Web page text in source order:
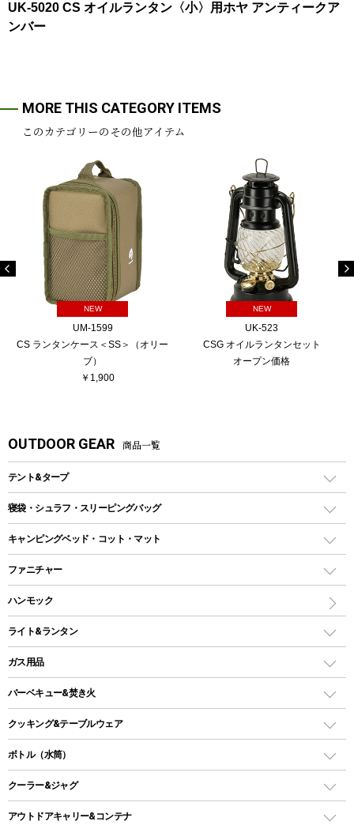
UK-5020 CS オイルランタン〈小〉用ホヤ アンティークア
ンバー
MORE THIS CATEGORY ITEMS
このカテゴリーのその他アイテム
NEW
UM-1599
CS ランタンケース＜SS＞（オリー
ブ）
￥1,900
NEW
UK-523
CSG オイルランタンセット
オープン価格
OUTDOOR GEAR 商品一覧
テント&タープ
テント
ツールームテント
ワンポールテント
シェルターテント
ロッジ型・オリジナルテント
タープ
スクエアタープ（レクタタープ）
メッシュタープ
自立式タープ
寝袋・シュラフ・スリーピングバッグ
レクタングラー型（封筒型）シュラフ
インナーシュラフ
キャンピングベッド・コット・マット
キャンピングベッド・コット
インフレータブルマット
ファニチャー
アウトドアテーブル
レジャーシート
ハンモック
ライト&ランタン
LEDランタン
ガスランタン
オイルランタン
LEDライト
ヘッドライト
キャンドル
ガス用品
ガスバーナー
ガス缶
ガストーチ、ライター
バーベキュー&焚き火
バーベキューコンロ、グリル
焚き火台タイプ（ロースタイル）グリル
卓上タイプグリル
パーティータイプグリル
クッキング&テーブルウェア
ダッチオーブン
ホットサンドメーカー
ボトル（水筒）
ステンレスボトル
クーラー&ジャグ
クーラーボックス
アウトドアキャリー&コンテナ